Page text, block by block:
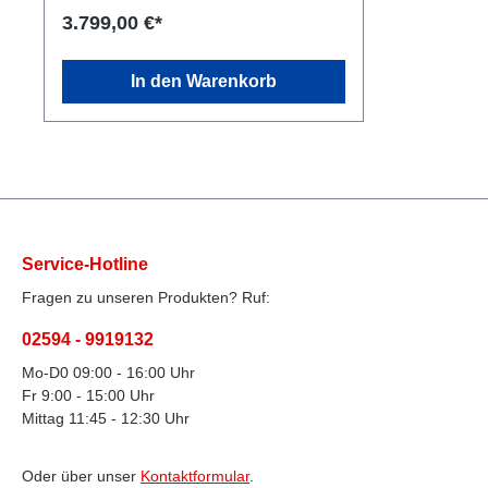
3.799,00 €*
In den Warenkorb
Service-Hotline
Fragen zu unseren Produkten? Ruf:
02594 - 9919132
Mo-D0 09:00 - 16:00 Uhr
Fr 9:00 - 15:00 Uhr
Mittag 11:45 - 12:30 Uhr
Oder über unser Kontaktformular.